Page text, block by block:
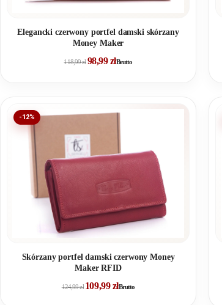
Elegancki czerwony portfel damski skórzany
Money Maker
118,99zł 98,99złBrutto
-12%
Skórzany portfel damski czerwony Money
Maker RFID
124,99zł 109,99złBrutto